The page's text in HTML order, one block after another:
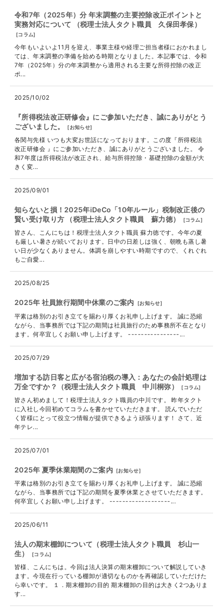
令和7年（2025年）分 年末調整の主要控除改正ポイントと
実務対応について （税理士法人タクト職員 久保田孝保）
[コラム]
今年もいよいよ11月を迎え、事業主様や経理ご担当者様におかれまし
ては、年末調整の準備を始める時期となりました。本記事では、令和
7年（2025年）分の年末調整から適用される主要な所得控除の改正
ポ...
2025/10/02
『所得税法改正研修会』にご参加いただき、誠にありがとう
ございました。
[お知らせ]
各関与先様 いつも大変お世話になっております。この度『所得税法
改正研修会 』にご参加いただき、誠にありがとうございました。 令
和7年度は所得税法が改正され、給与所得控除・基礎控除の金額が大
きく変...
2025/09/01
知らないと損！2025年iDeCo「10年ルール」税制改正後の
賢い受け取り方 （税理士法人タクト職員 蘇力徳）
[コラム]
皆さん、こんにちは！税理士法人タクト職員 蘇力徳です。今年の夏
も厳しい暑さが続いております。日中の日差しは強く、朝晩も蒸し暑
い日が少なくありません。体調を崩しやすい時期ですので、くれぐれ
もご自愛...
2025/08/25
2025年 社員旅行期間中休業のご案内 [お知らせ]
平素は格別のお引き立てを賜わり厚くお礼申し上げます。 誠に恐縮
ながら、当事務所では下記の期間は社員旅行のため事務所不在となり
ます。何卒宜しくお願い申し上げます。 ----------------...
2025/07/29
増加する訪日客と広がる宿泊税の導入：あなたの会計処理は
万全ですか？（税理士法人タクト職員 中川桐弥）
[コラム]
皆さん初めまして！税理士法人タクト職員の中川です。 昨年タクト
に入社し今回初めてコラムを書かせていただきます。 読んでいただ
く皆様にとって役立つ情報が提供できるよう頑張ります！ さて、近
年テレ...
2025/07/01
2025年 夏季休業期間のご案内 [お知らせ]
平素は格別のお引き立てを賜わり厚くお礼申し上げます。 誠に恐縮
ながら、当事務所では下記の期間を夏季休業とさせていただきます。
何卒宜しくお願い申し上げます。 -------------------...
2025/06/11
法人の期末棚卸について（税理士法人タクト職員 杉山一
生）
[コラム]
皆様、こんにちは。今回は法人決算の期末棚卸について解説していき
ます。今現在行っている棚卸が適切なものかを再確認していただけた
ら幸いです。 １．期末棚卸の目的 期末棚卸の目的は大きく2つありま
す...